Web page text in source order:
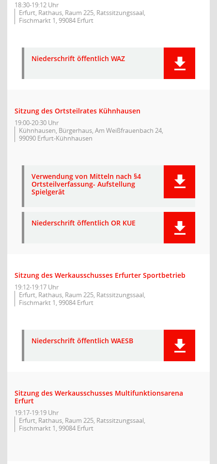
18:30-19:12 Uhr
Erfurt, Rathaus, Raum 225, Ratssitzungssaal,
Fischmarkt 1, 99084 Erfurt
Niederschrift öffentlich WAZ
Sitzung des Ortsteilrates Kühnhausen
19:00-20:30 Uhr
Kühnhausen, Bürgerhaus, Am Weißfrauenbach 24,
99090 Erfurt-Kühnhausen
Verwendung von Mitteln nach §4
Ortsteilverfassung- Aufstellung
Spielgerät
Niederschrift öffentlich OR KUE
Sitzung des Werkausschusses Erfurter Sportbetrieb
19:12-19:17 Uhr
Erfurt, Rathaus, Raum 225, Ratssitzungssaal,
Fischmarkt 1, 99084 Erfurt
Niederschrift öffentlich WAESB
Sitzung des Werkausschusses Multifunktionsarena
Erfurt
19:17-19:19 Uhr
Erfurt, Rathaus, Raum 225, Ratssitzungssaal,
Fischmarkt 1, 99084 Erfurt